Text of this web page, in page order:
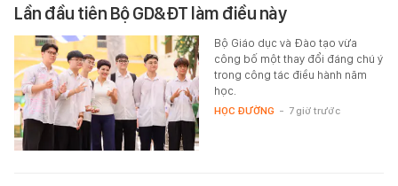
Lần đầu tiên Bộ GD&ĐT làm điều này
Bộ Giáo dục và Đào tạo vừa
công bố một thay đổi đáng chú ý
trong công tác điều hành năm
học.
HỌC ĐƯỜNG - 7 giờ trước